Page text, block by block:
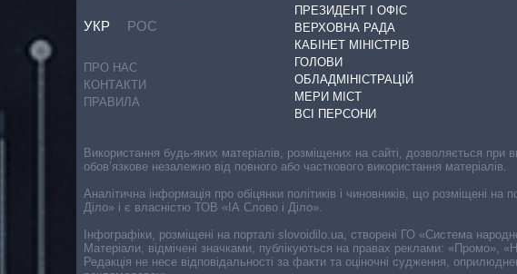
УКР РОС
ПРО НАС
КОНТАКТИ
ПРАВИЛА
ПРЕЗИДЕНТ І ОФІС
ВЕРХОВНА РАДА
КАБІНЕТ МІНІСТРІВ
ГОЛОВИ
ОБЛАДМІНІСТРАЦІЙ
МЕРИ МІСТ
ВСІ ПЕРСОНИ
Використання будь-яких матеріалів, розміщених на сайті, дозволяється
обов’язкове незалежно від повного або часткового використання матеріалів.
Аналітична інформація про обіцянки політиків і чиновників, що розміщені
Діло» і є власністю ТОВ «ІА Слово і Діло».
Інфографіки, розміщені на порталі slovoidilo.ua, створені ГО «Система
Матеріали, відмічені значками, публікуються на правах реклами: «Промо»,
Редакція не несе відповідальності за факти та оціночні судження,